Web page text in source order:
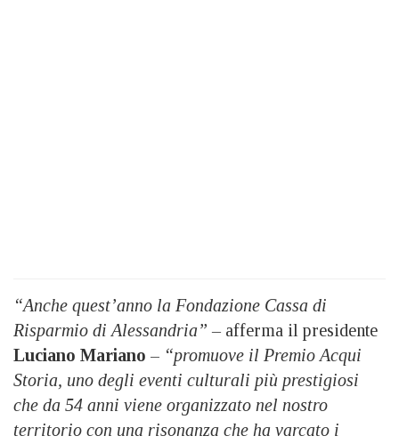
“Anche quest’anno la Fondazione Cassa di
Risparmio di Alessandria” – afferma il presidente
Luciano Mariano – “promuove il Premio Acqui
Storia, uno degli eventi culturali più prestigiosi
che da 54 anni viene organizzato nel nostro
territorio con una risonanza che ha varcato i